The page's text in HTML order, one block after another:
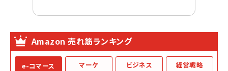
Amazon 売れ筋ランキング
e-コマース マーケ ビジネス 経営戦略